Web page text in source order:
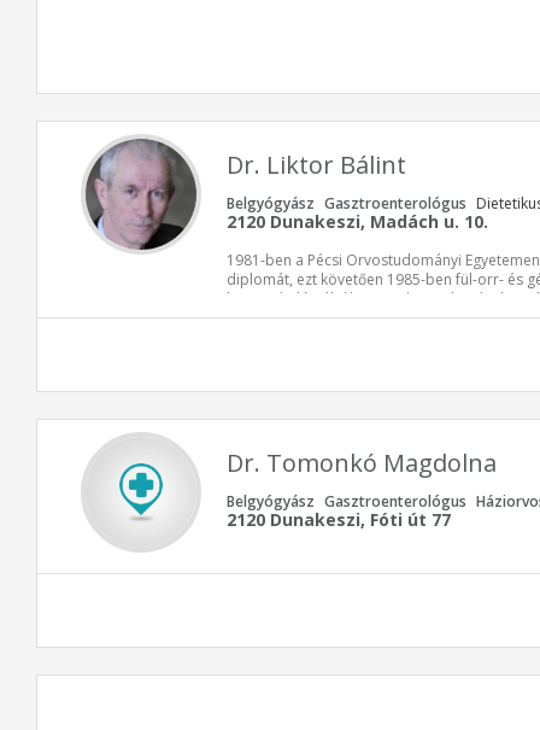
Dr. Liktor Bálint
Belgyógyász Gasztroenterológus
2120 Dunakeszi, Madách u. 10.
1981-ben a Pécsi Orvostudományi
diplomát, ezt követően 1985-ben fül-orr- és
ben audiológiából tett szakvizsgát. Jelenleg a
Kórház Fül-orr-gégészeti Osztályának
mind a kollégáinak készséggel áll
Dr. Tomonkó Magdolna
Belgyógyász Gasztroenterológus
2120 Dunakeszi, Fóti út 77